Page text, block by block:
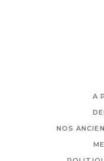
A
NOS